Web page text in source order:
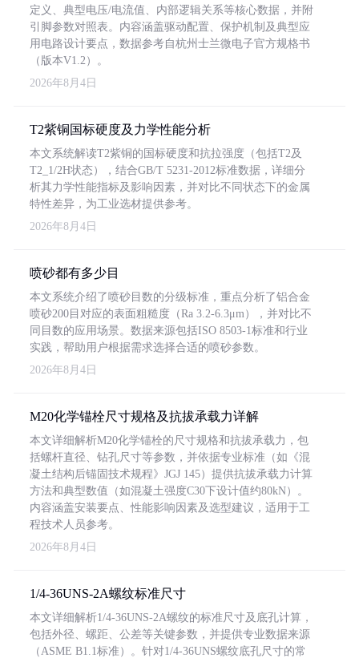
定义、典型电压/电流值、内部逻辑关系等核心数据，并附
引脚参数对照表。内容涵盖驱动配置、保护机制及典型应
用电路设计要点，数据参考自杭州士兰微电子官方规格书
（版本V1.2）。
2026年8月4日
T2紫铜国标硬度及力学性能分析
本文系统解读T2紫铜的国标硬度和抗拉强度（包括T2及
T2_1/2H状态），结合GB/T 5231-2012标准数据，详细分
析其力学性能指标及影响因素，并对比不同状态下的金属
特性差异，为工业选材提供参考。
2026年8月4日
喷砂都有多少目
本文系统介绍了喷砂目数的分级标准，重点分析了铝合金
喷砂200目对应的表面粗糙度（Ra 3.2-6.3μm），并对比不
同目数的应用场景。数据来源包括ISO 8503-1标准和行业
实践，帮助用户根据需求选择合适的喷砂参数。
2026年8月4日
M20化学锚栓尺寸规格及抗拔承载力详解
本文详细解析M20化学锚栓的尺寸规格和抗拔承载力，包
括螺杆直径、钻孔尺寸等参数，并依据专业标准（如《混
凝土结构后锚固技术规程》JGJ 145）提供抗拔承载力计算
方法和典型数值（如混凝土强度C30下设计值约80kN）。
内容涵盖安装要点、性能影响因素及选型建议，适用于工
程技术人员参考。
2026年8月4日
1/4-36UNS-2A螺纹标准尺寸
本文详细解析1/4-36UNS-2A螺纹的标准尺寸及底孔计算，
包括外径、螺距、公差等关键参数，并提供专业数据来源
（ASME B1.1标准）。针对1/4-36UNS螺纹底孔尺寸的常